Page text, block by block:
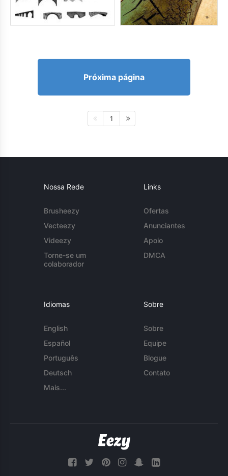
Próxima página
1
Nossa Rede
Brusheezy
Vecteezy
Videezy
Torne-se um
colaborador
Links
Ofertas
Anunciantes
Apoio
DMCA
Idiomas
English
Español
Português
Deutsch
Mais...
Sobre
Sobre
Equipe
Blogue
Contato